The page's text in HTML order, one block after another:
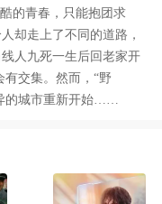
的青春，只能抱团求
却走上了不同的道路，
人九死一生后回老家开
交集。然而，“野
的城市重新开始……